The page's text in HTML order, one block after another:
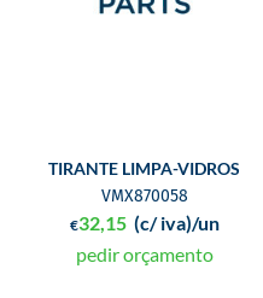
TIRANTE LIMPA-VIDROS
VMX870058
€32,15 (c/ iva)/un
pedir orçamento